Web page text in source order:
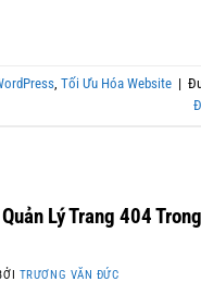
, Tối Ưu Hóa Website |
Lý Trang 404
TRƯƠNG VĂN ĐỨC